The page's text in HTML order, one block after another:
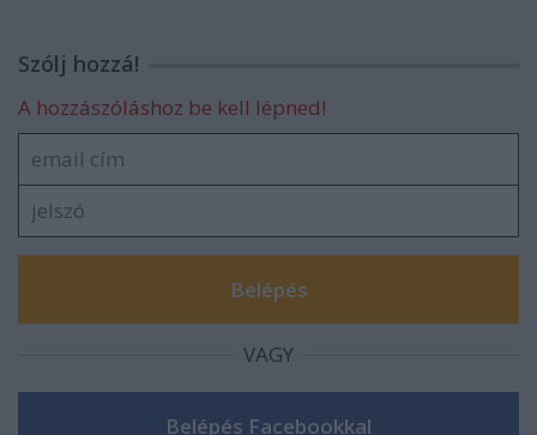
Szólj hozzá!
A hozzászóláshoz be kell lépned!
VAGY